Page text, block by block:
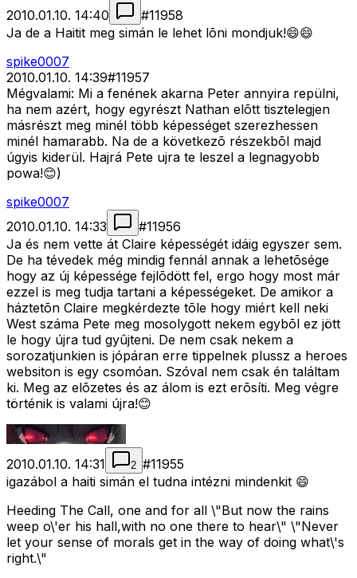
2010.01.10. 14:40
#11958
Ja de a Haitit meg simán le lehet lõni mondjuk!😄😄
spike0007
2010.01.10. 14:39#11957
Mégvalami: Mi a fenének akarna Peter annyira repülni,
ha nem azért, hogy egyrészt Nathan elõtt tisztelegjen
másrészt meg minél több képességet szerezhessen
minél hamarabb. Na de a következõ részekbõl majd
úgyis kiderül. Hajrá Pete ujra te leszel a legnagyobb
powa!😊)
spike0007
2010.01.10. 14:33
#11956
Ja és nem vette át Claire képességét idáig egyszer sem.
De ha tévedek még mindig fennál annak a lehetõsége
hogy az új képessége fejlõdött fel, ergo hogy most már
ezzel is meg tudja tartani a képességeket. De amikor a
háztetõn Claire megkérdezte tõle hogy miért kell neki
West száma Pete meg mosolygott nekem egybõl ez jött
le hogy újra tud gyûjteni. De nem csak nekem a
sorozatjunkien is jópáran erre tippelnek plussz a heroes
websiton is egy csomóan. Szóval nem csak én találtam
ki. Meg az elõzetes és az álom is ezt erõsíti. Meg végre
történik is valami újra!😊
2010.01.10. 14:31 2 #11955
igazábol a haiti simán el tudna intézni mindenkit 😄
Heeding The Call, one and for all \"But now the rains
weep o\'er his hall,with no one there to hear\" \"Never
let your sense of morals get in the way of doing what\'s
right.\"